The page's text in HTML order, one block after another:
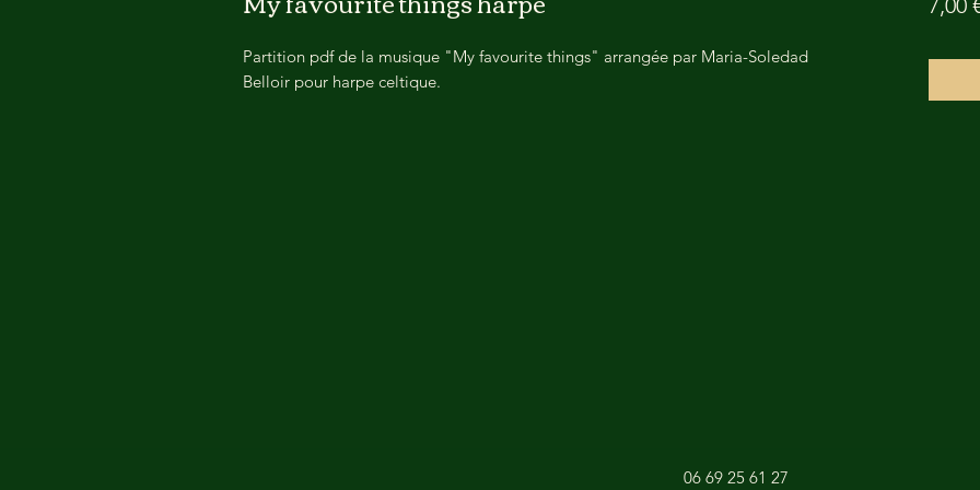
Partition pdf de la musique "My favourite things" arrangée par Maria-Soledad
Belloir pour harpe celtique.
7,00
06 69 25 61 27